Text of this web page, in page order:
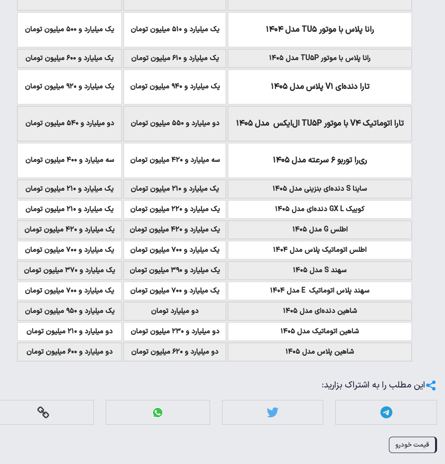
رانا پلاس با موتور TU۵ مدل ۱۴۰۴ یک میلیارد و ۵۱۰ میلیون تومان یک میلیارد و ۵۰۰ میلیون تومان
رانا پلاس با موتور TU۵P مدل ۱۴۰۵ یک میلیارد و ۶۱۰ میلیون تومان یک میلیارد و ۶۰۰ میلیون تومان
تارا دنده‌ای V۱ پلاس مدل ۱۴۰۵ یک میلیارد و ۹۴۰ میلیون تومان یک میلیارد و ۹۲۰ میلیون تومان
تارا اتوماتیک V۴ با موتور TU۵P ال‌ایکس مدل ۱۴۰۵ دو میلیارد و ۵۵۰ میلیون تومان دو میلیارد و ۵۴۰ میلیون تومان
ری‌را توربو ۶ سرعته مدل ۱۴۰۵ سه میلیارد و ۴۲۰ میلیون تومان سه میلیارد و ۴۰۰ میلیون تومان
ساینا S دنده‌ای بنزینی مدل ۱۴۰۵ یک میلیارد و ۲۱۰ میلیون تومان
یک میلیارد و ۲۱۰ میلیون تومان
کوییک GX L دنده‌ای مدل ۱۴۰۵
یک میلیارد و ۲۲۰ میلیون تومان
یک میلیارد و ۲۱۰ میلیون تومان
اطلس G مدل ۱۴۰۵
یک میلیارد و ۴۲۰ میلیون تومان
یک میلیارد و ۴۲۰ میلیون تومان
اطلس اتوماتیک پلاس مدل ۱۴۰۴
یک میلیارد و ۷۰۰ میلیون تومان
یک میلیارد و ۷۰۰ میلیون تومان
سهند S مدل ۱۴۰۵
یک میلیارد و ۳۹۰ میلیون تومان
یک میلیارد و ۳۷۰ میلیون تومان
سهند پلاس اتوماتیک E مدل ۱۴۰۴
یک میلیارد و ۷۰۰ میلیون تومان
یک میلیارد و ۷۰۰ میلیون تومان
شاهین دنده‌ای مدل ۱۴۰۵
دو میلیارد تومان
یک میلیارد و ۹۵۰ میلیون تومان
شاهین اتوماتیک مدل ۱۴۰۵
دو میلیارد و ۲۳۰ میلیون تومان
دو میلیارد و ۲۱۰ میلیون تومان
شاهین پلاس مدل ۱۴۰۵
دو میلیارد و ۶۲۰ میلیون تومان دو میلیارد و ۶۰۰ میلیون تومان
این مطلب را به اشتراک بزارید:
قیمت خودرو